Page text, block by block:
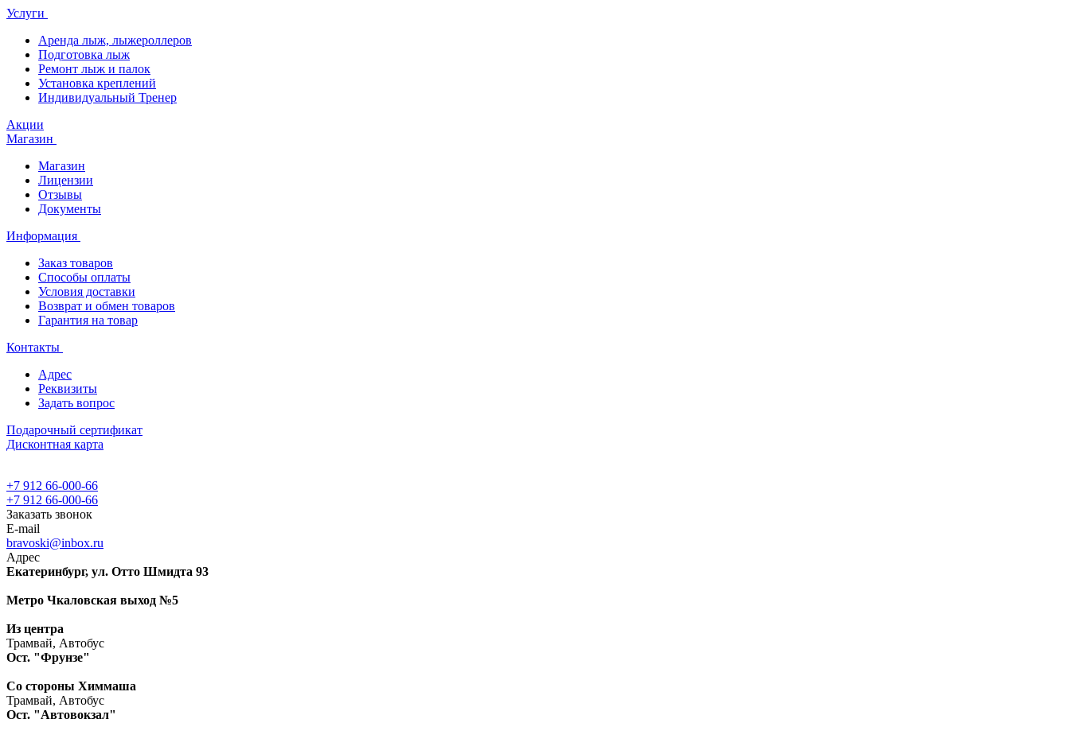
Услуги
Аренда лыж, лыжероллеров
Подготовка лыж
Ремонт лыж и палок
Установка креплений
Индивидуальный Тренер
Акции
Магазин
Магазин
Лицензии
Отзывы
Документы
Информация
Заказ товаров
Способы оплаты
Условия доставки
Возврат и обмен товаров
Гарантия на товар
Контакты
Адрес
Реквизиты
Задать вопрос
Подарочный сертификат
Дисконтная карта
+7 912 66-000-66
+7 912 66-000-66
Заказать звонок
E-mail
bravoski@inbox.ru
Адрес
Екатеринбург, ул. Отто Шмидта 93
Метро Чкаловская выход №5
Из центра
Трамвай, Автобус
Ост. "Фрунзе"
Со стороны Химмаша
Трамвай, Автобус
Ост. "Автовокзал"